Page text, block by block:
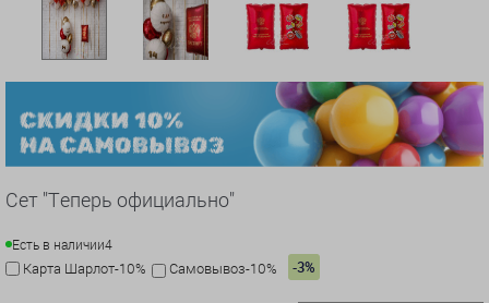
Сет "Теперь официально"
Есть в наличии4
Карта Шарлот-10% Самовывоз-10% -3%